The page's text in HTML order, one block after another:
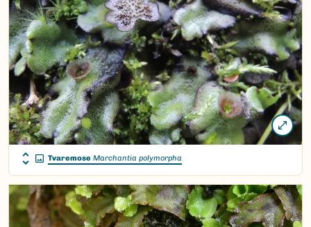
Tvaremose Marchantia polymorpha